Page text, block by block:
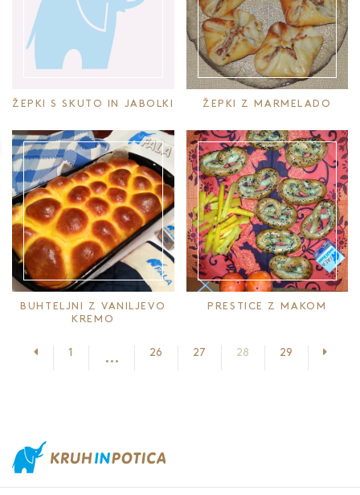
ŽEPKI S SKUTO IN JABOLKI ŽEPKI Z MARMELADO
BUHTELJNI Z VANILJEVO
KREMO
PRESTICE Z MAKOM
Prejšnja stran
1 ... 26 27 28 29